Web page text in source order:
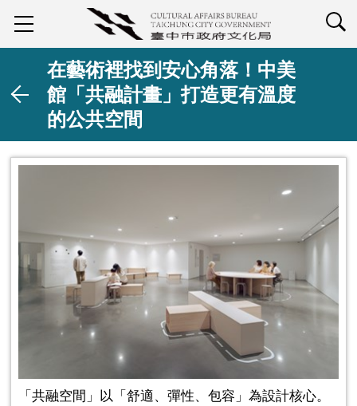
在藝術裡找到安心角落！中美
館「共融計畫」打造更有溫度
的公共空間
「共融空間」以「舒適、彈性、包容」為設計核心。